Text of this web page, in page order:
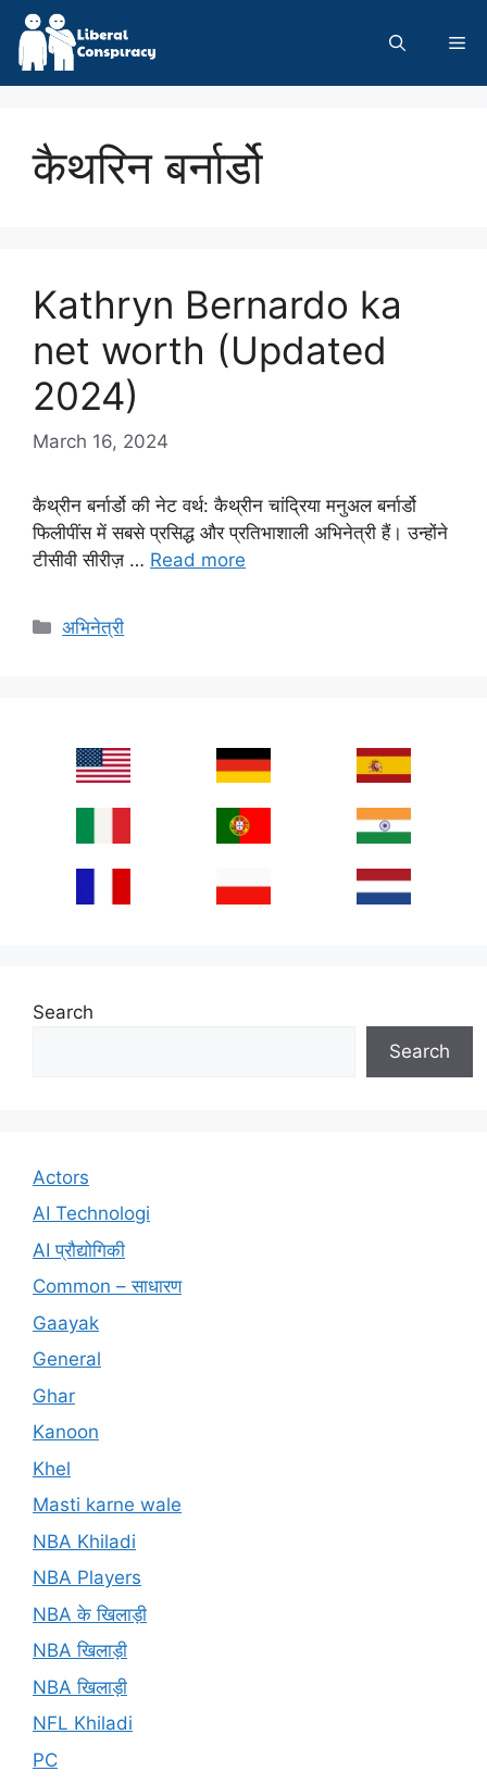
Skip
content
कैथरिन बर्नार्डो
Kathryn Bernardo ka
net worth (Updated
2024)
March 16, 2024
कैथ्रीन बर्नार्डो की नेट वर्थ: कैथ्रीन चांद्रिया मनुअल बर्नार्डो
फिलीपींस में सबसे प्रसिद्ध और प्रतिभाशाली अभिनेत्री हैं। उन्होंने
टीसीवी सीरीज़ … Read more
Categories
अभिनेत्री
Search
Search
Actors
AI Technologi
AI प्रौद्योगिकी
Common – साधारण
Gaayak
General
Ghar
Kanoon
Khel
Masti karne wale
NBA Khiladi
NBA Players
NBA के खिलाड़ी
NBA खिलाड़ी
NBA खिलाड़ी
NFL Khiladi
PC